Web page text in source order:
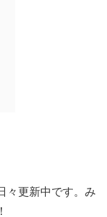
々更新中です。み